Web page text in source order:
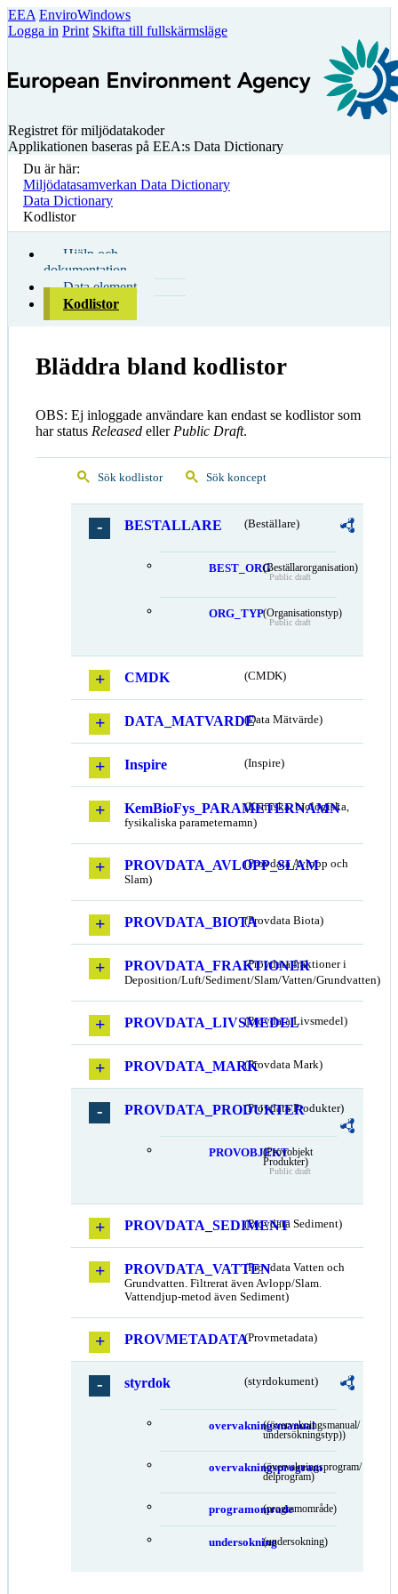
EEA EnviroWindows
Logga in Print Skifta till fullskärmsläge
Registret för miljödatakoder
Applikationen baseras på EEA:s Data Dictionary
Du är här:
Miljödatasamverkan Data Dictionary
Data Dictionary
Kodlistor
Hjälp och
dokumentation
Data element
Kodlistor
Bläddra bland kodlistor
OBS: Ej inloggade användare kan endast se kodlistor som
har status Released eller Public Draft.
Sök kodlistor Sök koncept
BESTALLARE (Beställare)
BEST_ORG(Beställarorganisation)
Public draft
ORG_TYP(Organisationstyp)
Public draft
CMDK (CMDK)
DATA_MATVARDE(Data Mätvärde)
Inspire (Inspire)
KemBioFys_PARAMETERNAMN
(Kemiska, biologiska,
fysikaliska parameternamn)
PROVDATA_AVLOPP_SLAM
(Provdata Avlopp och
Slam)
PROVDATA_BIOTA(Provdata Biota)
PROVDATA_FRAKTIONER
(Provdata fraktioner i
Deposition/Luft/Sediment/Slam/Vatten/Grundvatten)
PROVDATA_LIVSMEDEL
(Provdata Livsmedel)
PROVDATA_MARK(Provdata Mark)
PROVDATA_PRODUKTER
(Provdata Produkter)
PROVOBJEKT(Provobjekt
Produkter)
Public draft
PROVDATA_SEDIMENT(Provdata Sediment)
PROVDATA_VATTEN(Provdata Vatten och
Grundvatten. Filtrerat även Avlopp/Slam.
Vattendjup-metod även Sediment)
PROVMETADATA(Provmetadata)
styrdok (styrdokument)
overvakningsmanual
((övervakningsmanual/
undersökningstyp))
overvakningsprogram
(övervakningsprogram/
delprogram)
programomrade(programområde)
undersokning(undersokning)